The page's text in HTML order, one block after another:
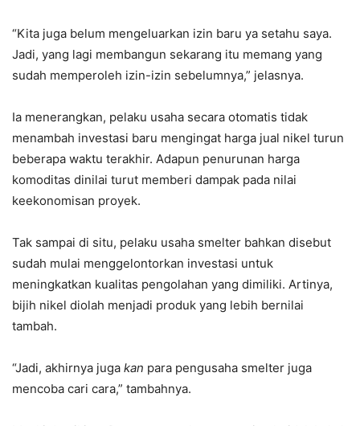
“Kita juga belum mengeluarkan izin baru ya setahu saya.
Jadi, yang lagi membangun sekarang itu memang yang
sudah memperoleh izin-izin sebelumnya,” jelasnya.
Ia menerangkan, pelaku usaha secara otomatis tidak
menambah investasi baru mengingat harga jual nikel turun
beberapa waktu terakhir. Adapun penurunan harga
komoditas dinilai turut memberi dampak pada nilai
keekonomisan proyek.
Tak sampai di situ, pelaku usaha smelter bahkan disebut
sudah mulai menggelontorkan investasi untuk
meningkatkan kualitas pengolahan yang dimiliki. Artinya,
bijih nikel diolah menjadi produk yang lebih bernilai
tambah.
“Jadi, akhirnya juga kan para pengusaha smelter juga
mencoba cari cara,” tambahnya.